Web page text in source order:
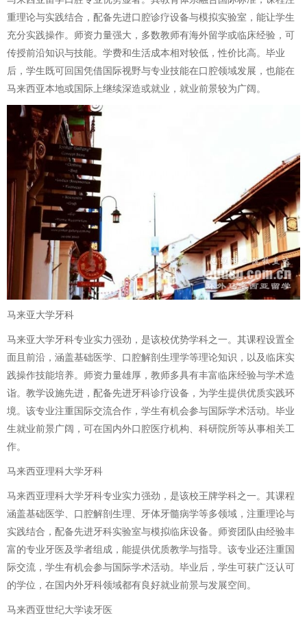
重理论与实践结合，配备先进口腔诊疗设备与模拟实验室，能让学生
充分实践操作。师资力量强大，多数教师有海外留学或临床经验，可
传授前沿知识与技能。学费和生活成本相对较低，性价比高。毕业
后，学生既可回国凭借国际视野与专业技能在口腔领域发展，也能在
马来西亚本地或国际上继续深造或就业，就业前景较为广阔。
马来亚大学牙科
马来亚大学牙科专业实力强劲，是该校优势学科之一。其课程设置全
面且前沿，涵盖基础医学、口腔解剖生理学等理论知识，以及临床实
践操作技能培养。师资力量雄厚，教师多具有丰富临床经验与学术造
诣。教学设施先进，配备先进牙科诊疗设备，为学生提供优质实践环
境。该专业注重国际交流合作，学生有机会参与国际学术活动。毕业
生就业前景广阔，可在国内外口腔医疗机构、科研院所等从事相关工
作。
马来西亚理科大学牙科
马来西亚理科大学牙科专业实力强劲，是该校王牌学科之一。其课程
涵盖基础医学、口腔解剖生理、牙体牙髓病学等多领域，注重理论与
实践结合，配备先进牙科实验室与模拟临床设备。师资团队由经验丰
富的专业牙医及学者组成，能提供优质教学与指导。该专业还注重国
际交流，学生有机会参与国际学术活动。毕业后，学生可获广泛认可
的学位，在国内外牙科领域都有良好就业前景与发展空间。
马来西亚世纪大学读牙医